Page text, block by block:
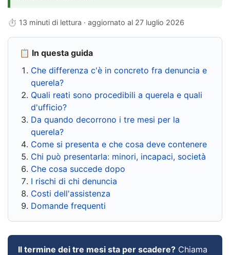
⏱ 13 minuti di lettura · aggiornato al 27 luglio 2026
📋 In questa guida
Che differenza c'è in concreto fra denuncia e
querela?
Quali reati sono procedibili a querela e quali
d'ufficio?
Da quando decorrono i tre mesi per la
querela?
Come si presenta e che cosa deve contenere
Chi può presentarla: minori, incapaci, società
Che cosa succede dopo
I rischi di chi denuncia
Costi dell'assistenza
Domande frequenti
Il termine dei tre mesi sta per scadere? Chiama